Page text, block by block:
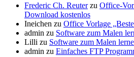
Frederic Ch. Reuterzu Office-
Download kostenlos
Ineichen zu Office Vorlage
admin zu Software zum Malen
Lilli zu Software zum Malen
admin zu Einfaches FTP